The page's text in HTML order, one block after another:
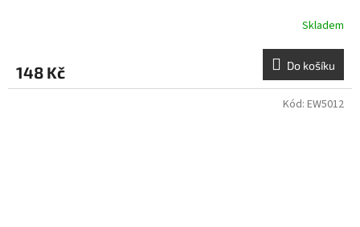
Skladem
148 Kč Do košíku
Kód: EW5012